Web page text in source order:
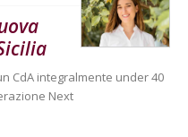
CdA integralmente under 40
Next